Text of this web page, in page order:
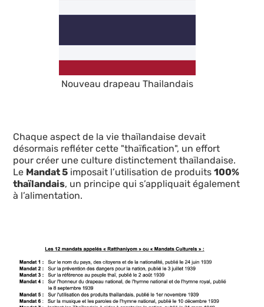
Nouveau drapeau Thailandais
Chaque aspect de la vie thaïlandaise devait
désormais refléter cette "thaïfication", un effort
pour créer une culture distinctement thaïlandaise.
Le Mandat 5 imposait l’utilisation de produits100%
thaïlandais, un principe qui s’appliquait également
à l’alimentation.